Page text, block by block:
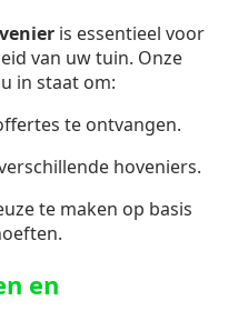
is essentieel voor
van uw tuin. Onze
in staat om:
te ontvangen.
hoveniers.
te maken op basis
en